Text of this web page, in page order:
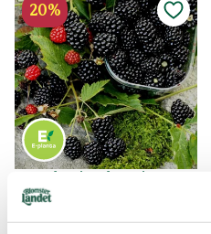
20%
Björnbär 'Loch Tay'
Rubus (Björnbär-Gruppen)
Gäller t.o.m 9/8
Ord. pris249:-